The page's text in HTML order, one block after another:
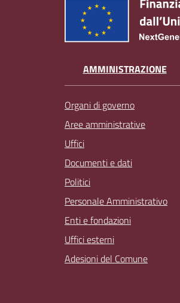
AMMINISTRAZIONE
Organi di governo
Aree amministrative
Uffici
Documenti e dati
Politici
Personale Amministrativo
Enti e fondazioni
Uffici esterni
Adesioni del Comune